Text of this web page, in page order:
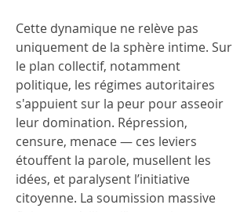
Cette dynamique ne relève pas
uniquement de la sphère intime. Sur
le plan collectif, notamment
politique, les régimes autoritaires
s'appuient sur la peur pour asseoir
leur domination. Répression,
censure, menace — ces leviers
étouffent la parole, musellent les
idées, et paralysent l’initiative
citoyenne. La soumission massive